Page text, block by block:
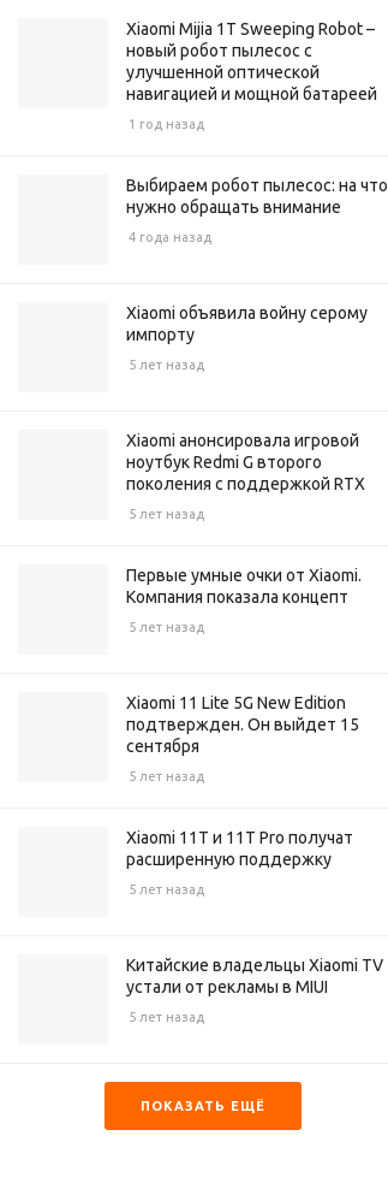
Xiaomi Mijia 1T Sweeping Robot –
новый робот пылесос с
улучшенной оптической
навигацией и мощной батареей
1 год назад
Выбираем робот пылесос: на что
нужно обращать внимание
4 года назад
Xiaomi объявила войну серому
импорту
5 лет назад
Xiaomi анонсировала игровой
ноутбук Redmi G второго
поколения с поддержкой RTX
5 лет назад
Первые умные очки от Xiaomi.
Компания показала концепт
5 лет назад
Xiaomi 11 Lite 5G New Edition
подтвержден. Он выйдет 15
сентября
5 лет назад
Xiaomi 11T и 11T Pro получат
расширенную поддержку
5 лет назад
Китайские владельцы Xiaomi TV
устали от рекламы в MIUI
5 лет назад
ПОКАЗАТЬ ЕЩЁ